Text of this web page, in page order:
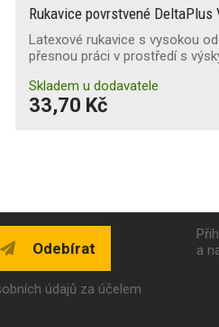
Rukavice povrstvené DeltaPlus
Latexové rukavice s vysokou
přesnou práci v prostředí s
Skladem u dodavatele
33,70 Kč
Odebírat
údajů za účelem
a